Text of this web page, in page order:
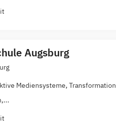
Augsburg
Mediensysteme, Transformation